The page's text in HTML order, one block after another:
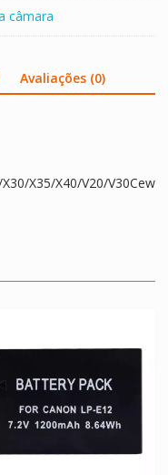
câmara
Avaliações (0)
X35/X40/V20/V30Cew